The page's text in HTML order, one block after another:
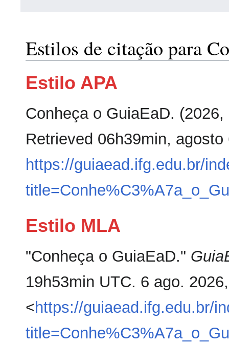
Estilos de citação para
Estilo APA
Conheça o GuiaEaD.
Retrieved 06h39min,
https://guiaead.ifg.edu.br/
Estilo MLA
"Conheça o GuiaEaD."
19h53min UTC. 6 ago.
<https://guiaead.ifg.edu.br/